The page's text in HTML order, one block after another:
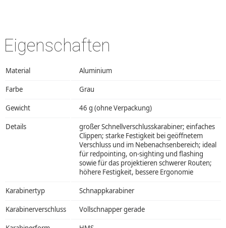
Eigenschaften
Material Aluminium
Farbe Grau
Gewicht 46 g (ohne Verpackung)
Details
großer Schnellverschlusskarabiner; einfaches
Clippen; starke Festigkeit bei geöffnetem
Verschluss und im Nebenachsenbereich; ideal
für redpointing, on-sighting und flashing
sowie für das projektieren schwerer Routen;
höhere Festigkeit, bessere Ergonomie
Karabinertyp Schnappkarabiner
Karabinerverschluss Vollschnapper gerade